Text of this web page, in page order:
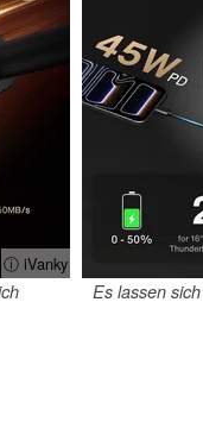
ⓘ iVanky
Es lassen